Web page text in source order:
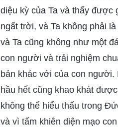
diệu kỳ của Ta và thấy được
ngất trời, và Ta không phải
và Ta cũng không như một
con người và trải nghiệm
bản khác với của con
hầu hết cũng khao khát
không thể hiểu thấu trong
và vì tấm khiên diện mạo